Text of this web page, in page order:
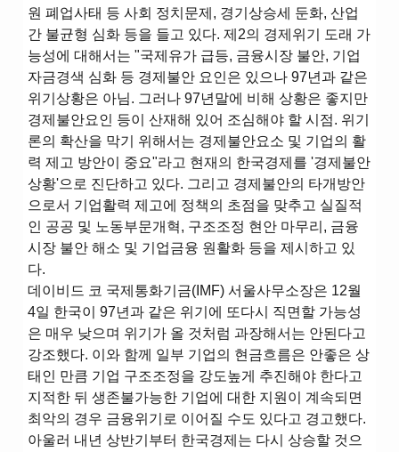
원 폐업사태 등 사회 정치문제, 경기상승세 둔화, 산업
간 불균형 심화 등을 들고 있다. 제2의 경제위기 도래 가
능성에 대해서는 "국제유가 급등, 금융시장 불안, 기업
자금경색 심화 등 경제불안 요인은 있으나 97년과 같은
위기상황은 아님. 그러나 97년말에 비해 상황은 좋지만
경제불안요인 등이 산재해 있어 조심해야 할 시점. 위기
론의 확산을 막기 위해서는 경제불안요소 및 기업의 활
력 제고 방안이 중요"라고 현재의 한국경제를 '경제불안
상황'으로 진단하고 있다. 그리고 경제불안의 타개방안
으로서 기업활력 제고에 정책의 초점을 맞추고 실질적
인 공공 및 노동부문개혁, 구조조정 현안 마무리, 금융
시장 불안 해소 및 기업금융 원활화 등을 제시하고 있
다.
데이비드 코 국제통화기금(IMF) 서울사무소장은 12월
4일 한국이 97년과 같은 위기에 또다시 직면할 가능성
은 매우 낮으며 위기가 올 것처럼 과장해서는 안된다고
강조했다. 이와 함께 일부 기업의 현금흐름은 안좋은 상
태인 만큼 기업 구조조정을 강도높게 추진해야 한다고
지적한 뒤 생존불가능한 기업에 대한 지원이 계속되면
최악의 경우 금융위기로 이어질 수도 있다고 경고했다.
아울러 내년 상반기부터 한국경제는 다시 상승할 것으